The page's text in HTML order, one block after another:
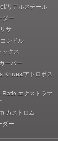
リアルスチール
ダー
サ
ンドル
クス
ーバー
Knives/アトロポス
Ratio エクストラマ
カストロム
ダー